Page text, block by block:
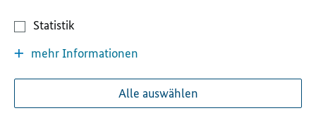
Statistik
mehr Informationen
Alle auswählen